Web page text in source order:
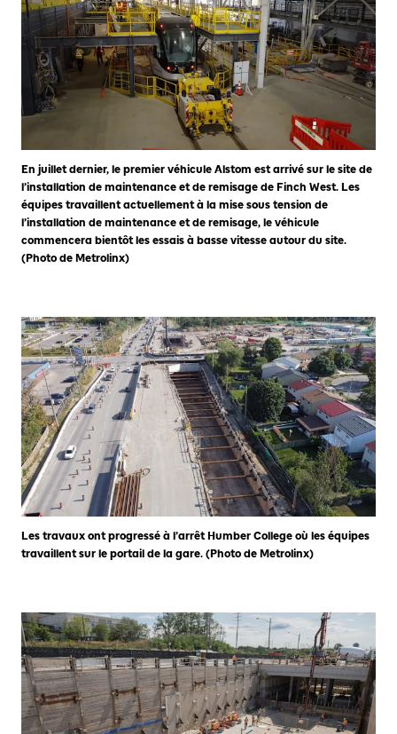
En juillet dernier, le premier véhicule Alstom est arrivé sur le site de
l’installation de maintenance et de remisage de Finch West. Les
équipes travaillent actuellement à la mise sous tension de
l’installation de maintenance et de remisage, le véhicule
commencera bientôt les essais à basse vitesse autour du site.
(Photo de Metrolinx)
Les travaux ont progressé à l’arrêt Humber College où les équipes
travaillent sur le portail de la gare. (Photo de Metrolinx)